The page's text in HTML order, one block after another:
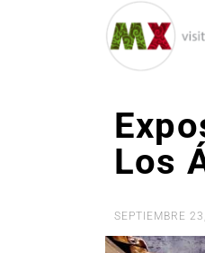
Los
SEPTIEMBRE